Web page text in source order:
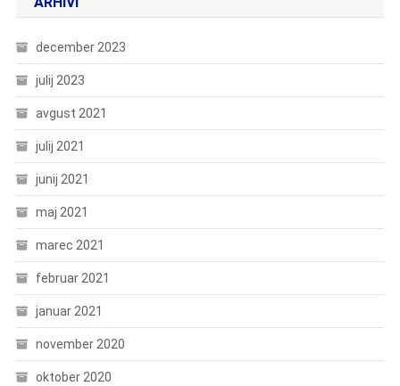
december 2023
julij 2023
avgust 2021
julij 2021
junij 2021
maj 2021
marec 2021
februar 2021
januar 2021
november 2020
oktober 2020